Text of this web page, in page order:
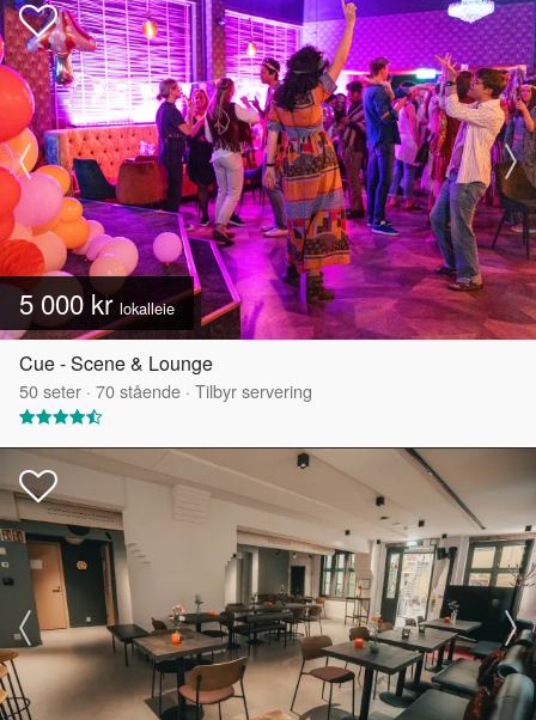
5 000 krlokalleie
Cue - Scene & Lounge
50seter · 70stående · Tilbyr servering